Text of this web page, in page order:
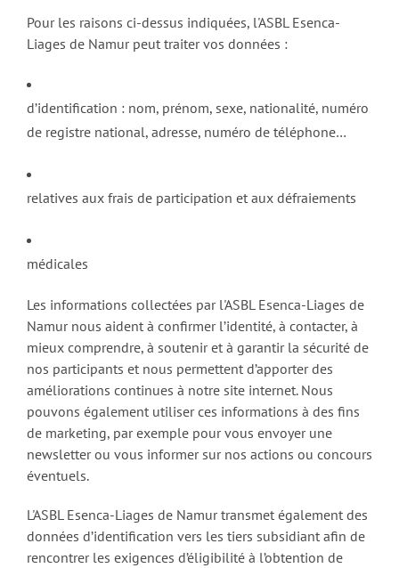
Pour les raisons ci-dessus indiquées, l'ASBL Esenca-
Liages de Namur peut traiter vos données :
d’identification : nom, prénom, sexe, nationalité, numéro
de registre national, adresse, numéro de téléphone…
relatives aux frais de participation et aux défraiements
médicales
Les informations collectées par l'ASBL Esenca-Liages de
Namur nous aident à confirmer l’identité, à contacter, à
mieux comprendre, à soutenir et à garantir la sécurité de
nos participants et nous permettent d’apporter des
améliorations continues à notre site internet. Nous
pouvons également utiliser ces informations à des fins
de marketing, par exemple pour vous envoyer une
newsletter ou vous informer sur nos actions ou concours
éventuels.
L'ASBL Esenca-Liages de Namur transmet également des
données d’identification vers les tiers subsidiant afin de
rencontrer les exigences d’éligibilité à l’obtention de